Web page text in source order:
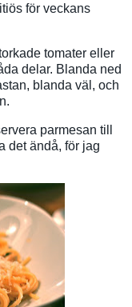
för veckans
tomater eller
delar. Blanda ned
blanda väl, och
parmesan till
det ändå, för jag